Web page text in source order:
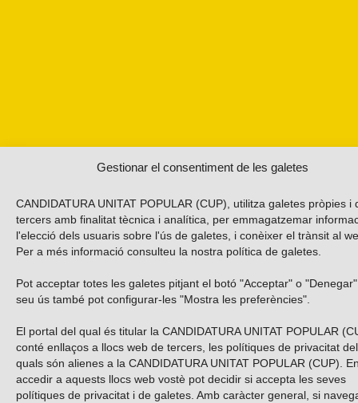
Gestionar el consentiment de les galetes
CANDIDATURA UNITAT POPULAR (CUP), utilitza galetes pròpies i
tercers amb finalitat tècnica i analítica, per emmagatzemar
l'elecció dels usuaris sobre l'ús de galetes, i conèixer el trànsit al
Per a més informació consulteu la nostra política de galetes
Pot acceptar totes les galetes pitjant el botó "Acceptar" o
seu ús també pot configurar-les "Mostra les preferències".
El portal del qual és titular la CANDIDATURA UNITAT POPULAR
conté enllaços a llocs web de tercers, les polítiques de privacitat
quals són alienes a la CANDIDATURA UNITAT POPULAR (CUP).
accedir a aquests llocs web vostè pot decidir si accepta les seves
polítiques de privacitat i de galetes. Amb caràcter general, si